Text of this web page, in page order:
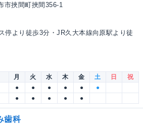
市挾間町挾間356-1
停より徒歩3分・JR久大本線向原駅より徒
月 火 水 木 金 土 日
祝
● ● ● ● ●
●
● ● ● ● ●
歯科